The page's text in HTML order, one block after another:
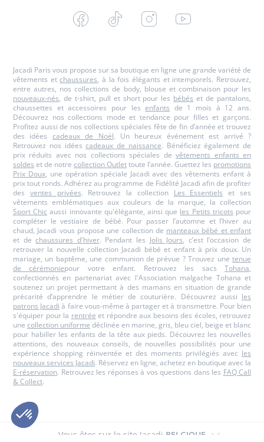
Facebook Tiktok InstagramYoutube
Jacadi Paris vous propose sur sa boutique en ligne une grande variété de
vêtements etchaussures, à la fois élégants et intemporels. Retrouvez,
entre autres, nos collections de body, blouse et combinaison pour les
nouveaux-nés, de t-shirt, pull et short pour les bébés et de pantalons,
chaussettes et accessoires pour lesenfants de 1 mois à 12 ans.
Découvrez nos collections mode et tendance pour filles et garçons.
Profitez aussi de nos collections spéciales fête de fin d’année et trouvez
des idées cadeaux de Noël. Un heureux événement est arrivé ?
Retrouvez nos idéescadeaux de naissance. Bénéficiez également de
prix réduits avec nos collections spéciales devêtements enfants en
soldes et de notre collection Outlettoute l’année. Guettez les promotions
Prix Doux, une opération spéciale Jacadi avec des vêtements enfant à
prix tout ronds. Adhérez au programme de Fidélité Jacadi afin de profiter
des ventes privées. Retrouvez la collection Les Essentiels et ses
vêtements emblématiques aux couleurs de la marque, la collection
Sport Chic aussi innovante qu'élégante, ainsi que les Petits tricots pour
compléter le vestiaire de bébé. Pour passer l’automne et l’hiver au
chaud, Jacadi vous propose une collection de manteaux bébé et enfant
et dechaussures d'hiver. Pendant les Jolis Jours, c’est l’occasion de
retrouver la nouvelle collection Jacadi bébé et enfant à prix doux. Un
mariage, un baptême, une communion de prévue ? Trouvez une tenue
de cérémoniepour votre enfant. Retrouvez les sacsTohana,
confectionnés en partenariat avec l'Association malgache Tohana et
soutenez un projet permettant à des mamans en situation de grande
précarité d’apprendre le métier de couturière. Découvrez aussi les
patrons Jacadi à faire vous-même à partager et à transmettre. Pour bien
s'équiper pour la rentrée et répondre aux besoins des écoles, retrouvez
une collection uniforme déclinée en marine, gris, bleu ciel, beige et blanc
pour habiller les enfants de la tête aux pieds. Découvrez les nouvelles
attentions, des nouveaux conseils, de nouvelles possibilités pour une
expérience shopping réinventée et des moments privilégiés avec les
nouveaux services Jacadi. Réservez en ligne, achetez en boutique avec la
E-réservation. Retrouvez les réponses à vos questions dans les FAQ Call
& Collect.
Vous êtes sur le site Jacadi BELGIQUE